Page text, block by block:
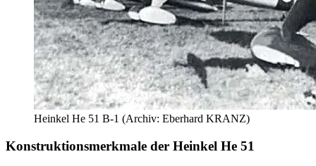
Heinkel He 51 B-1 (Archiv: Eberhard KRANZ)
Konstruktionsmerkmale der Heinkel He 51